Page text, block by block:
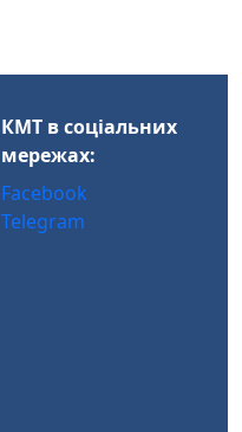
КМТ в соціальних
мережах:
Facebook
Telegram